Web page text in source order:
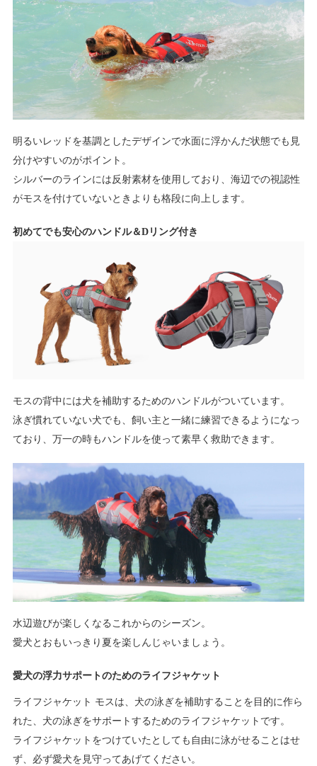
明るいレッドを基調としたデザインで水面に浮かんだ状態でも見
分けやすいのがポイント。
シルバーのラインには反射素材を使用しており、海辺での視認性
がモスを付けていないときよりも格段に向上します。
初めてでも安心のハンドル＆Dリング付き
モスの背中には犬を補助するためのハンドルがついています。
泳ぎ慣れていない犬でも、飼い主と一緒に練習できるようになっ
ており、万一の時もハンドルを使って素早く救助できます。
水辺遊びが楽しくなるこれからのシーズン。
愛犬とおもいっきり夏を楽しんじゃいましょう。
愛犬の浮力サポートのためのライフジャケット
ライフジャケット モスは、犬の泳ぎを補助することを目的に作ら
れた、犬の泳ぎをサポートするためのライフジャケットです。
ライフジャケットをつけていたとしても自由に泳がせることはせ
ず、必ず愛犬を見守ってあげてください。